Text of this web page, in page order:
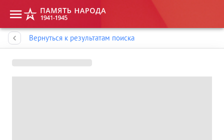
Вернуться к результатам поиска
Память народа